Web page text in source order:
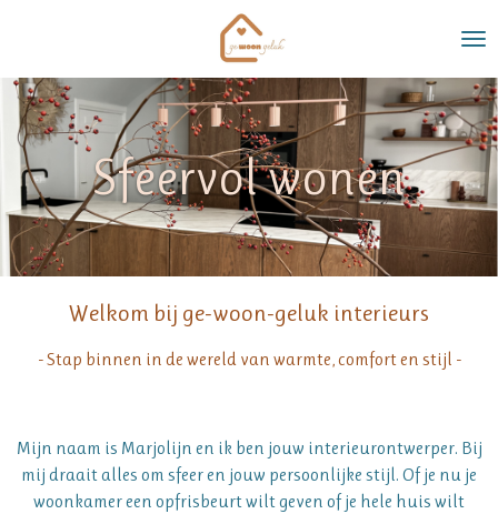
naar
de
hoofdinhoud
Sfeervol wonen
Welkom bij ge-woon-geluk interieurs
- Stap binnen in de wereld van warmte, comfort en stijl -
Mijn naam is Marjolijn en ik ben jouw interieurontwerper. Bij
mij draait alles om sfeer en jouw persoonlijke stijl. Of je nu je
woonkamer een opfrisbeurt wilt geven of je hele huis wilt